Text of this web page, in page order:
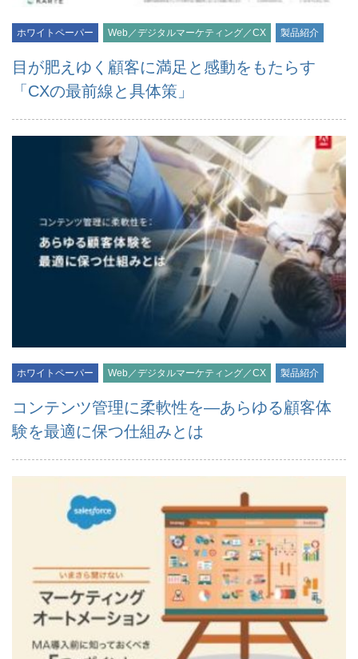
ホワイトペーパー Web／デジタルマーケティング／CX 製品紹介
目が肥えゆく顧客に満足と感動をもたらす
「CXの最前線と具体策」
ホワイトペーパー Web／デジタルマーケティング／CX 製品紹介
コンテンツ管理に柔軟性を―あらゆる顧客体
験を最適に保つ仕組みとは